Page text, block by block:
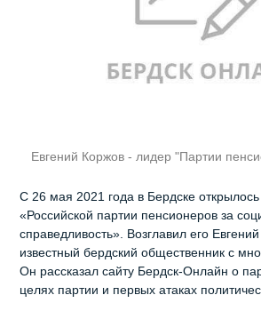
Евгений Коржов - лидер "Партии
С 26 мая 2021 года в Бердске
«Российской партии пенсионеров за
справедливость». Возглавил его
известный бердский общественник с
Он рассказал сайту Бердск-Онлайн о
целях партии и первых атаках